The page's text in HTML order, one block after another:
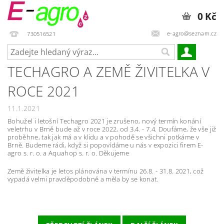
730516521 e-agro@seznam.cz
0 Kč
TECHAGRO A ZEMĚ ŽIVITELKA V
ROCE 2021
11.1.2021
Bohužel i letošní Techagro 2021 je zrušeno, nový termín konání
veletrhu v Brně bude až v roce 2022, od 3.4. - 7.4. Doufáme, že vše již
proběhne, tak jak má a v klidu a v pohodě se všichni potkáme v
Brně. Budeme rádi, když si popovídáme u nás v expozici firem E-
agro s. r. o. a Aquahop s. r. o. Děkujeme
Země živitelka je letos plánována v termínu 26.8. - 31.8. 2021, což
vypadá velmi pravděpodobně a měla by se konat.